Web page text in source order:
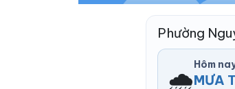
Phường
🌧️
Hôm
MƯA